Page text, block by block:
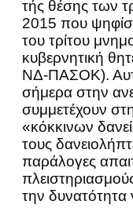
τής θέσης των
2015 που
του τρίτου
κυβερνητική
ΝΔ-ΠΑΣΟΚ).
σήμερα στην
συμμετέχουν
«κόκκινων
τους
παράλογες
την